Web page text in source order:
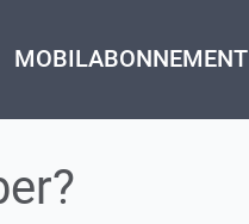
MOBILABONNEMENT